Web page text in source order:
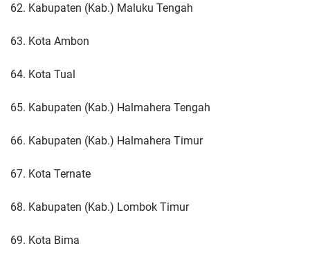
62. Kabupaten (Kab.) Maluku Tengah
63. Kota Ambon
64. Kota Tual
65. Kabupaten (Kab.) Halmahera Tengah
66. Kabupaten (Kab.) Halmahera Timur
67. Kota Ternate
68. Kabupaten (Kab.) Lombok Timur
69. Kota Bima